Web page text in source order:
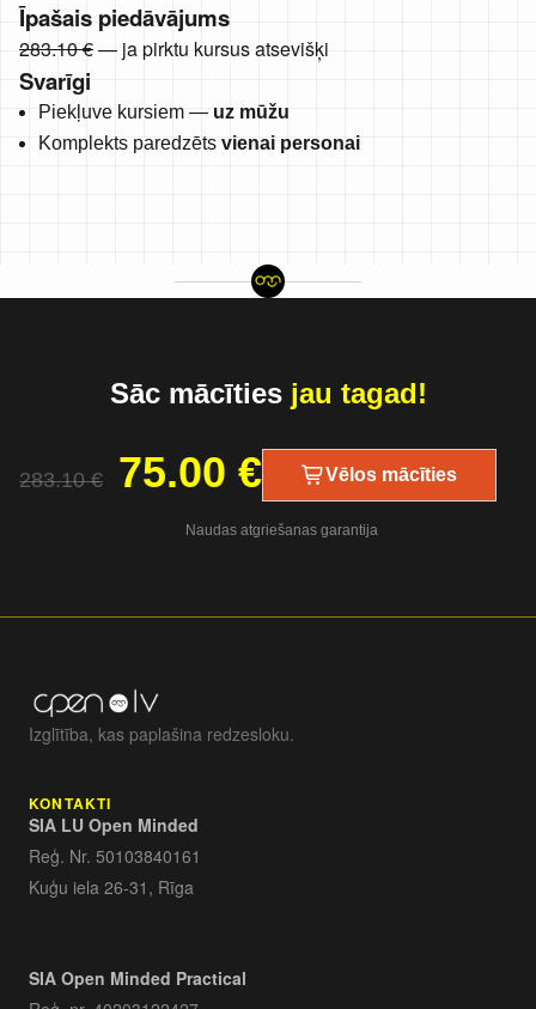
Īpašais piedāvājums
283.10 €— ja pirktu kursus atsevišķi
Svarīgi
Piekļuve kursiem — uz mūžu
Komplekts paredzēts vienai personai
Sāc mācīties jau tagad!
283.10€ 75.00 € Vēlos mācīties
Naudas atgriešanas garantija
Izglītība, kas paplašina redzesloku.
KONTAKTI
SIA LU Open Minded
Reģ. Nr. 50103840161
Kuģu iela 26-31, Rīga
SIA Open Minded Practical